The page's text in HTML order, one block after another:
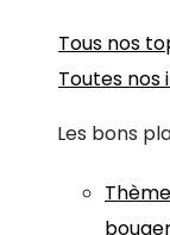
Tous nos
Toutes nos
Les bons
Thème